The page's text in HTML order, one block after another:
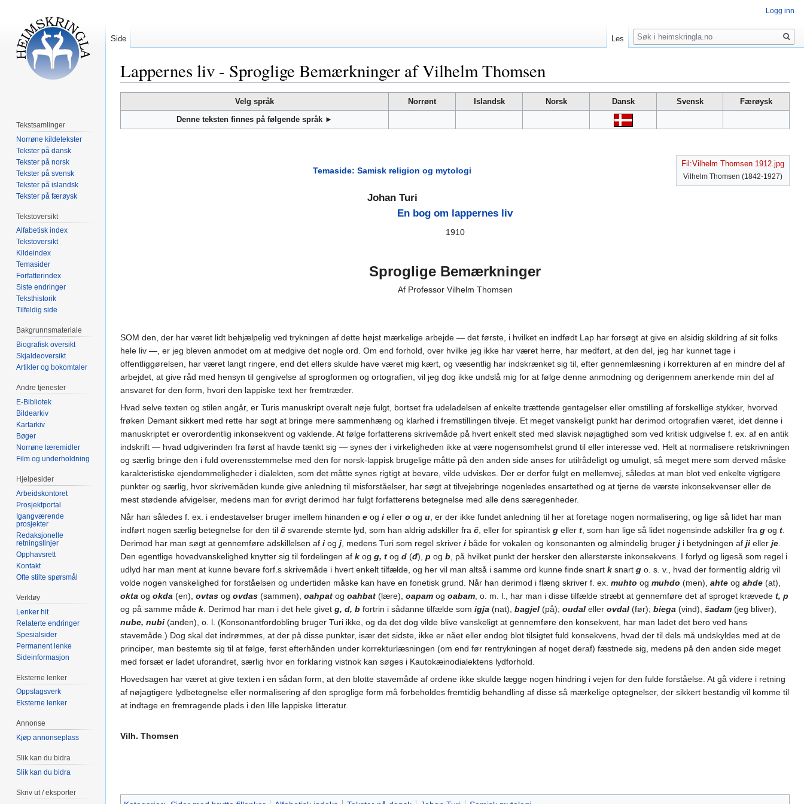
Lappernes liv - Sproglige Bemærkninger af Vilhelm Thomsen
til
til
Velg språk Norrønt Islandsk Norsk Dansk Svensk
Færøysk
Denne teksten finnes på følgende språk ►
Fil:Vilhelm Thomsen 1912.jpg
Vilhelm Thomsen (1842-1927)
Temaside: Samisk religion og mytologi
Johan Turi
En bog om lappernes liv
1910
Sproglige Bemærkninger
Af Professor Vilhelm Thomsen
SOM den, der har været lidt behjælpelig ved trykningen af dette højst mærkelige arbejde — det første, i hvilket en indfødt Lap har forsøgt at give en alsidig skildring af sit folks
hele liv —, er jeg bleven anmodet om at medgive det nogle ord. Om end forhold, over hvilke jeg ikke har været herre, har medført, at den del, jeg har kunnet tage i
offentliggørelsen, har været langt ringere, end det ellers skulde have været mig kært, og væsentlig har indskrænket sig til, efter gennemlæsning i korrekturen af en mindre del af
arbejdet, at give råd med hensyn til gengivelse af sprogformen og ortografien, vil jeg dog ikke undslå mig for at følge denne anmodning og derigennem anerkende min del af
ansvaret for den form, hvori den lappiske text her fremtræder.
Hvad selve texten og stilen angår, er Turis manuskript overalt nøje fulgt, bortset fra udeladelsen af enkelte trættende gentagelser eller omstilling af forskellige stykker, hvorved
frøken Demant sikkert med rette har søgt at bringe mere sammenhæng og klarhed i fremstillingen tilveje. Et meget vanskeligt punkt har derimod ortografien været, idet denne i
manuskriptet er overordentlig inkonsekvent og vaklende. At følge forfatterens skrivemåde på hvert enkelt sted med slavisk nøjagtighed som ved kritisk udgivelse f. ex. af en antik
indskrift — hvad udgiverinden fra først af havde tænkt sig — synes der i virkeligheden ikke at være nogensomhelst grund til eller interesse ved. Helt at normalisere retskrivningen
og særlig bringe den i fuld overensstemmelse med den for norsk-lappisk brugelige måtte på den anden side anses for utilrådeligt og umuligt, så meget mere som derved måske
karakteristiske ejendommeligheder i dialekten, som det måtte synes rigtigt at bevare, vilde udviskes. Der er derfor fulgt en mellemvej, således at man blot ved enkelte vigtigere
punkter og særlig, hvor skrivemåden kunde give anledning til misforståelser, har søgt at tilvejebringe nogenledes ensartethed og at tjerne de værste inkonsekvenser eller de
mest stødende afvigelser, medens man for øvrigt derimod har fulgt forfatterens betegnelse med alle dens særegenheder.
Når han således f. ex. i endestavelser bruger imellem hinanden e og i eller o og u, er der ikke fundet anledning til her at foretage nogen normalisering, og lige så lidet har man
indført nogen særlig betegnelse for den til č svarende stemte lyd, som han aldrig adskiller fra č, eller for spirantisk g eller t, som han lige så lidet nogensinde adskiller fra g og t.
Derimod har man søgt at gennemføre adskillelsen af i og j, medens Turi som regel skriver i både for vokalen og konsonanten og almindelig bruger j i betydningen af ji eller je.
Den egentlige hovedvanskelighed knytter sig til fordelingen af k og g, t og d (đ), p og b, på hvilket punkt der hersker den allerstørste inkonsekvens. I forlyd og ligeså som regel i
udlyd har man ment at kunne bevare forf.s skrivemåde i hvert enkelt tilfælde, og her vil man altså i samme ord kunne finde snart k snart g o. s. v., hvad der formentlig aldrig vil
volde nogen vanskelighed for forståelsen og undertiden måske kan have en fonetisk grund. Når han derimod i flæng skriver f. ex. muhto og muhdo (men), ahte og ahde (at),
okta og okda (en), ovtas og ovdas (sammen), oahpat og oahbat (lære), oapam og oabam, o. m. l., har man i disse tilfælde stræbt at gennemføre det af sproget krævede t, p
og på samme måde k. Derimod har man i det hele givet g, d, b fortrin i sådanne tilfælde som igja (nat), bagjel (på); oudal eller ovdal (før); biega (vind), šadam (jeg bliver),
nube, nubi (anden), o. l. (Konsonantfordobling bruger Turi ikke, og da det dog vilde blive vanskeligt at gennemføre den konsekvent, har man ladet det bero ved hans
stavemåde.) Dog skal det indrømmes, at der på disse punkter, især det sidste, ikke er nået eller endog blot tilsigtet fuld konsekvens, hvad der til dels må undskyldes med at de
principer, man bestemte sig til at følge, først efterhånden under korrekturlæsningen (om end før rentrykningen af noget deraf) fæstnede sig, medens på den anden side meget
med forsæt er ladet uforandret, særlig hvor en forklaring vistnok kan søges i Kautokæinodialektens lydforhold.
Hovedsagen har været at give texten i en sådan form, at den blotte stavemåde af ordene ikke skulde lægge nogen hindring i vejen for den fulde forståelse. At gå videre i retning
af nøjagtigere lydbetegnelse eller normalisering af den sproglige form må forbeholdes fremtidig behandling af disse så mærkelige optegnelser, der sikkert bestandig vil komme til
at indtage en fremragende plads i den lille lappiske litteratur.
Vilh. Thomsen
Logg inn
Side Les
Søk
Tekstsamlinger
Norrøne kildetekster
Tekster på dansk
Tekster på norsk
Tekster på svensk
Tekster på islandsk
Tekster på færøysk
Tekstoversikt
Alfabetisk index
Tekstoversikt
Kildeindex
Temasider
Forfatterindex
Siste endringer
Teksthistorik
Tilfeldig side
Bakgrunnsmateriale
Biografisk oversikt
Skjaldeoversikt
Artikler og bokomtaler
Andre tjenester
E-Bibliotek
Bildearkiv
Kartarkiv
Bøger
Norrøne læremidler
Film og underholdning
Hjelpesider
Arbeidskontoret
Prosjektportal
Igangværende
prosjekter
Redaksjonelle
retningslinjer
Opphavsrett
Kontakt
Ofte stilte spørsmål
Verktøy
Lenker hit
Relaterte endringer
Spesialsider
Permanent lenke
Sideinformasjon
Eksterne lenker
Oppslagsverk
Eksterne lenker
Annonse
Kjøp annonseplass
Slik kan du bidra
Slik kan du bidra
Skriv ut / eksporter